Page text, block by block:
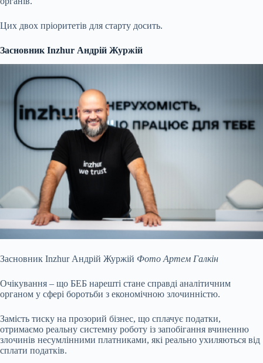
Цих двох пріоритетів для старту досить.
Засновник Inzhur Андрій Журжій
Засновник Inzhur Андрій Журжій Фото Артем Галкін
Очікування – що БЕБ нарешті стане справді аналітичним
органом у сфері боротьби з економічною злочинністю.
Замість тиску на прозорий бізнес, що сплачує податки,
отримаємо реальну системну роботу із запобігання вчиненню
злочинів несумлінними платниками, які реально ухиляються від
сплати податків.